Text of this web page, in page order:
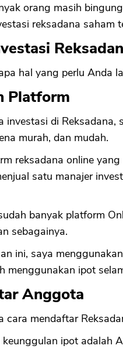
orang masih
reksadana saham
hal yang perlu Anda
Platform
investasi di
murah, dan mudah.
reksadana online
satu manajer
banyak platform
sebagainya.
ini, saya
menggunakan ipot
Anggota
cara mendaftar
ipot adalah